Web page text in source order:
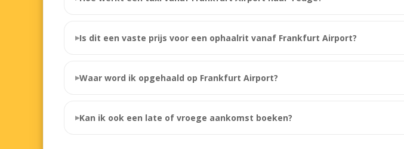
Is dit een vaste prijs voor een ophaalrit vanaf Frankfurt Airport?
Waar word ik opgehaald op Frankfurt Airport?
Kan ik ook een late of vroege aankomst boeken?